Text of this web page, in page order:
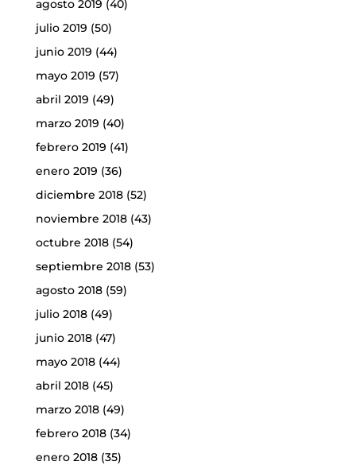
agosto 2019 (40)
julio 2019 (50)
junio 2019 (44)
mayo 2019 (57)
abril 2019 (49)
marzo 2019 (40)
febrero 2019 (41)
enero 2019 (36)
diciembre 2018(52)
noviembre 2018(43)
octubre 2018(54)
septiembre 2018(53)
agosto 2018(59)
julio 2018(49)
junio 2018(47)
mayo 2018(44)
abril 2018(45)
marzo 2018(49)
febrero 2018(34)
enero 2018(35)